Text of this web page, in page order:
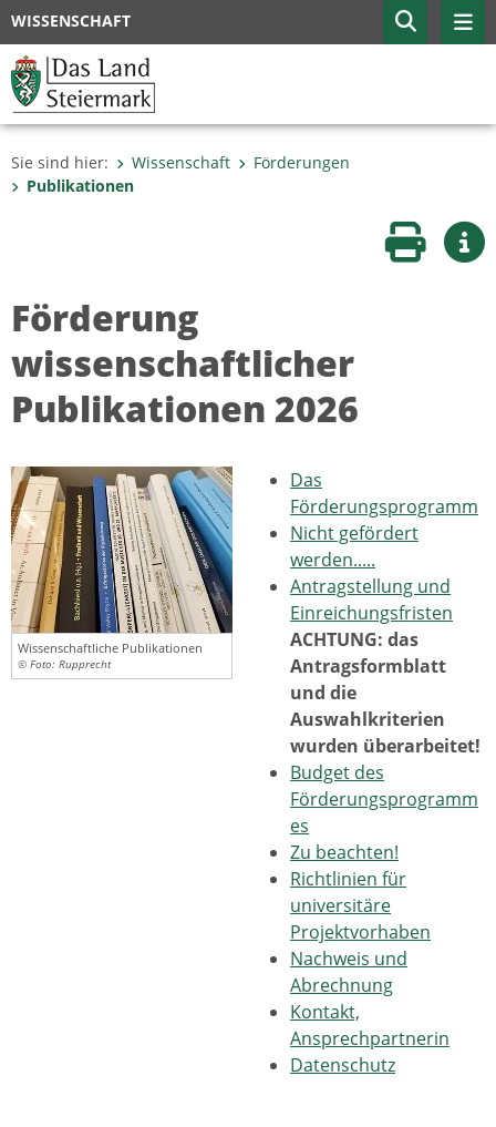
WISSENSCHAFT
Sie sind hier: Wissenschaft
Förderungen
Publikationen
Seite
Förderung
wissenschaftlicher
Publikationen 2026
Wissenschaftliche Publikationen
© Foto: Rupprecht
Das
Förderungsprogramm
Nicht gefördert
werden.....
Antragstellung und
Einreichungsfristen
ACHTUNG: das
Antragsformblatt
und die
Auswahlkriterien
wurden überarbeitet!
Budget des
Förderungsprogramm
es
Zu beachten!
Richtlinien für
universitäre
Projektvorhaben
Nachweis und
Abrechnung
Kontakt,
Ansprechpartnerin
Datenschutz